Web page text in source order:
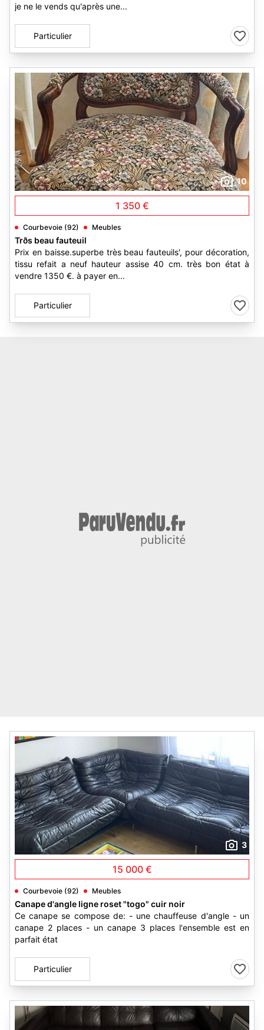
je ne le vends qu'après une...
Particulier
10
1 350 €
Courbevoie (92) Meubles
Trðs beau fauteuil
Prix en baisse.superbe très beau fauteuils', pour décoration,
tissu refait a neuf hauteur assise 40 cm. très bon état à
vendre 1350 €. à payer en...
Particulier
3
15 000 €
Courbevoie (92) Meubles
Canape d'angle ligne roset "togo" cuir noir
Ce canape se compose de: - une chauffeuse d'angle - un
canape 2 places - un canape 3 places l'ensemble est en
parfait état
Particulier